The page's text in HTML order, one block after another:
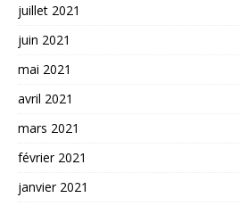
juillet 2021
juin 2021
mai 2021
avril 2021
mars 2021
février 2021
janvier 2021